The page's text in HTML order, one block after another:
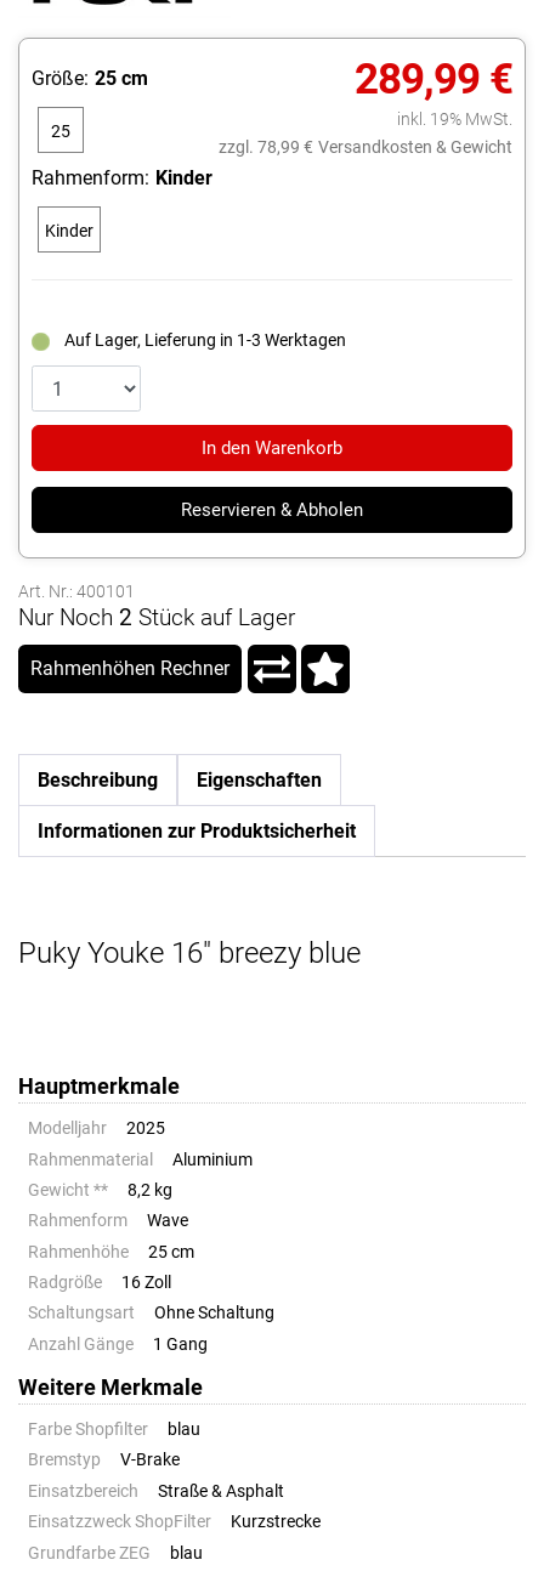
289,99 €
inkl. 19% MwSt.
zzgl. 78,99 € Versandkosten & Gewicht
Größe: 25 cm
25
Rahmenform: Kinder
Kinder
Auf Lager, Lieferung in 1-3 Werktagen
In den Warenkorb
Reservieren & Abholen
Art. Nr.: 400101
Nur Noch 2 Stück auf Lager
Rahmenhöhen Rechner
Beschreibung Eigenschaften
Informationen zur Produktsicherheit
Puky Youke 16" breezy blue
Hauptmerkmale
Modelljahr
2025
Rahmenmaterial
Aluminium
Gewicht **
8,2 kg
Rahmenform
Wave
Rahmenhöhe
25 cm
Radgröße
16 Zoll
Schaltungsart
Ohne Schaltung
Anzahl Gänge
1 Gang
Weitere Merkmale
Farbe Shopfilter
blau
Bremstyp
V-Brake
Einsatzbereich
Straße & Asphalt
Einsatzzweck ShopFilter
Kurzstrecke
Grundfarbe ZEG
blau